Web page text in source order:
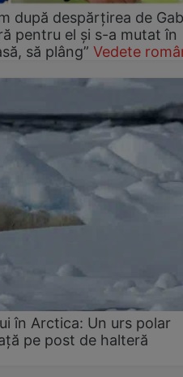
după despărțirea de
pentru el și s-a mutat în
să plâng” Vedete
în Arctica: Un urs polar
pe post de halteră